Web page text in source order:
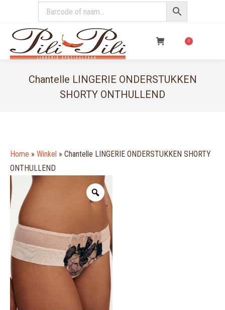
0
Chantelle LINGERIE ONDERSTUKKEN
SHORTY ONTHULLEND
Home » Winkel » Chantelle LINGERIE ONDERSTUKKEN SHORTY
ONTHULLEND